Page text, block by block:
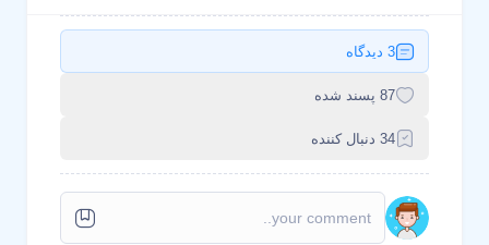
3 دیدگاه
87 پسند شده
34 دنبال کننده